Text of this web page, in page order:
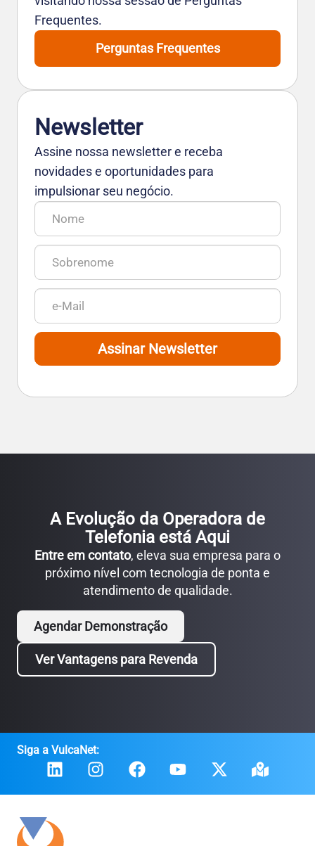
Frequentes.
Perguntas Frequentes
Newsletter
Assine nossa newsletter e receba
novidades e oportunidades para
impulsionar seu negócio.
Assinar Newsletter
A Evolução da Operadora de
Telefonia está Aqui
Entre em contato, eleva sua empresa para o
próximo nível com tecnologia de ponta e
atendimento de qualidade.
Agendar Demonstração
Ver Vantagens para Revenda
Siga a VulcaNet: